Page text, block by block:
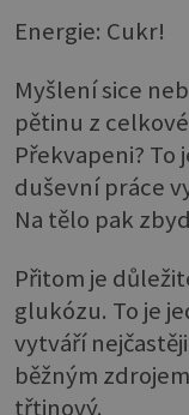
Energie: Cukr!
Myšlení sice
pětinu z
Překvapeni?
duševní práce
Na tělo pak
Přitom je
glukózu. To je
vytváří
běžným
třtinový.